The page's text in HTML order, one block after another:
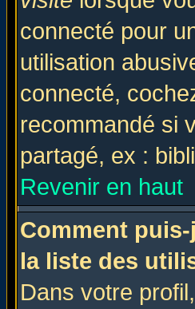
connecté pour
utilisation
connecté,
recommandé si
partagé, ex :
Revenir en haut
Comment
la liste des
Dans votre